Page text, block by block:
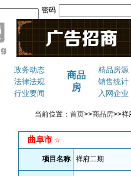
密码
政务动态
法律法规
行业要闻
商品
房
精品房源
销售统计
入网企业
当前位置： 首页>>商品房>>祥
曲阜市 ☆
项目名称 祥府二期